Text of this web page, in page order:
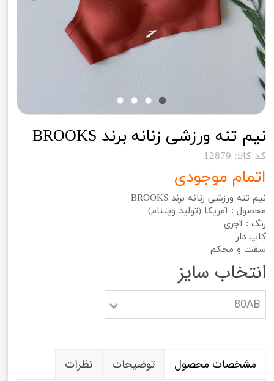
نیم تنه ورزشی زنانه برند BROOKS
کد کالا: 12879
اتمام موجودی
نیم تنه ورزشی زنانه برند BROOKS
محصول : آمریکا (تولید ویتنام)
رنگ : آجری
کاپ دار
سفت و محکم
انتخاب سایز
80AB
مشخصات محصول توضیحات نظرات